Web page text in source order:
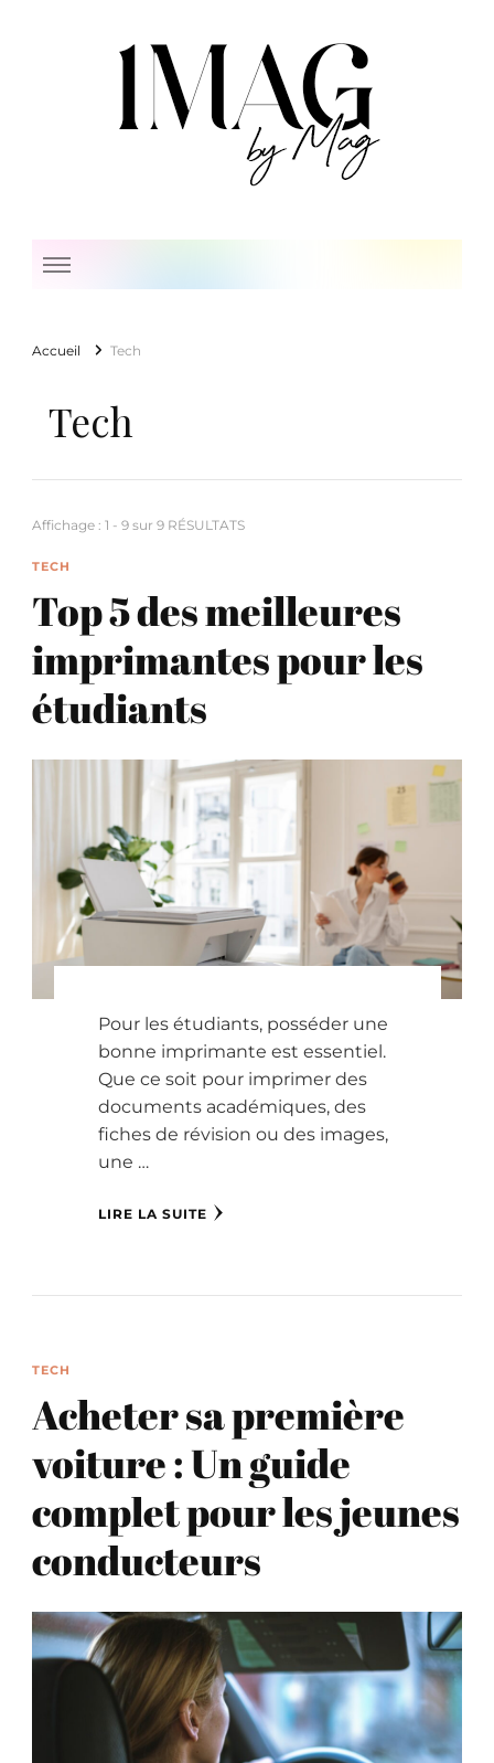
Accueil Tech
Tech
Affichage : 1 - 9 sur 9 RÉSULTATS
TECH
Top 5 des meilleures
imprimantes pour les
étudiants
Pour les étudiants, posséder une
bonne imprimante est essentiel.
Que ce soit pour imprimer des
documents académiques, des
fiches de révision ou des images,
une …
LIRE LA SUITE
TECH
Acheter sa première
voiture : Un guide
complet pour les jeunes
conducteurs